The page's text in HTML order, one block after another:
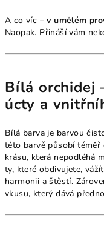
A co víc –v umělém
Naopak. Přináší vám
Bílá orchidej
úcty a
Bílá barva je barvou
této barvě působí téměř
krásu, která nepodléhá
ty, které obdivujete,
harmonii a štěstí.
vkusu, který dává